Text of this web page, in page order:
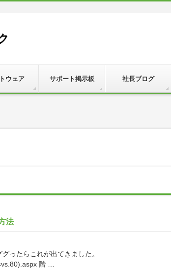
ウェア サポート掲示板 社長ブログ
法
ったらこれが出てきました。
階 …